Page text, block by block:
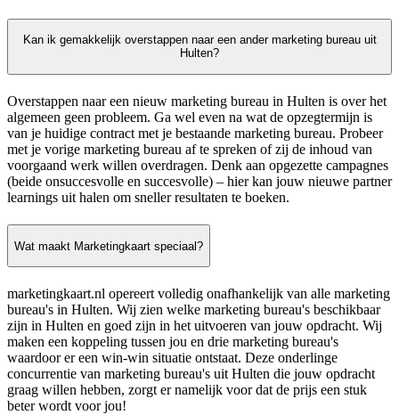
Kan ik gemakkelijk overstappen naar een ander marketing bureau uit
Hulten?
Overstappen naar een nieuw marketing bureau in Hulten is over het
algemeen geen probleem. Ga wel even na wat de opzegtermijn is
van je huidige contract met je bestaande marketing bureau. Probeer
met je vorige marketing bureau af te spreken of zij de inhoud van
voorgaand werk willen overdragen. Denk aan opgezette campagnes
(beide onsuccesvolle en succesvolle) – hier kan jouw nieuwe partner
learnings uit halen om sneller resultaten te boeken.
Wat maakt Marketingkaart speciaal?
marketingkaart.nl opereert volledig onafhankelijk van alle marketing
bureau's in Hulten. Wij zien welke marketing bureau's beschikbaar
zijn in Hulten en goed zijn in het uitvoeren van jouw opdracht. Wij
maken een koppeling tussen jou en drie marketing bureau's
waardoor er een win-win situatie ontstaat. Deze onderlinge
concurrentie van marketing bureau's uit Hulten die jouw opdracht
graag willen hebben, zorgt er namelijk voor dat de prijs een stuk
beter wordt voor jou!